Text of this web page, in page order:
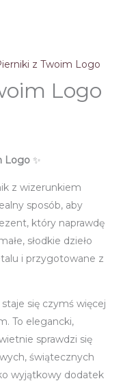
z Twoim Logo
Logo
Logo ✨
z wizerunkiem
sposób, aby
który naprawdę
słodkie dzieło
i przygotowane z
się czymś więcej
To elegancki,
sprawdzi się
świątecznych
wyjątkowy dodatek